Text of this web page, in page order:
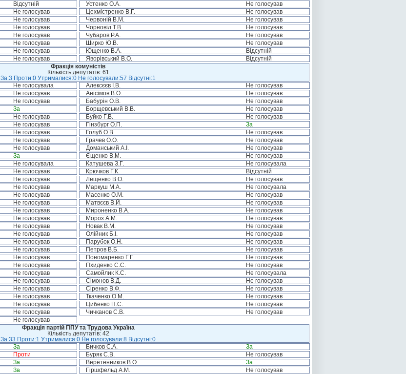
Відсутній Устенко О.А.
Не голосував
Не голосував Цехмістренко В.Г.
Не голосував
Не голосував Червоній В.М.
Не голосував
Не голосував Чорновіл Т.В.
Не голосував
Не голосував Чубаров Р.А.
Не голосував
Не голосував Ширко Ю.В.
Не голосував
Не голосував Ющенко В.А.
Відсутній
Не голосував Яворівський В.О.
Відсутній
Фракція комуністів
Кількість депутатів: 61
За:3 Проти:0 Утрималися:0 Не голосували:57 Відсутні:1
Не голосувала Алексєєв І.В.
Не голосував
Не голосував Анісімов В.О.
Не голосував
Не голосував Бабурін О.В.
Не голосував
За Борщевський В.В.
Не голосував
Не голосував Буйко Г.В.
Не голосував
Не голосував Гінзбург О.П.
За
Не голосував Голуб О.В.
Не голосував
Не голосував Грачев О.О.
Не голосував
Не голосував Доманський А.І.
Не голосував
За Єщенко В.М.
Не голосував
Не голосувала Катушева З.Г.
Не голосувала
Не голосував Крючков Г.К.
Відсутній
Не голосував Лещенко В.О.
Не голосував
Не голосував Маркуш М.А.
Не голосувала
Не голосував Масенко О.М.
Не голосував
Не голосував Матвєєв В.Й.
Не голосував
Не голосував Мироненко В.А.
Не голосував
Не голосував Мороз А.М.
Не голосував
Не голосував Новак В.М.
Не голосував
Не голосував Олійник Б.І.
Не голосував
Не голосував Парубок О.Н.
Не голосував
Не голосував Петров В.Б.
Не голосував
Не голосував Пономаренко Г.Г.
Не голосував
Не голосував Пхиденко С.С.
Не голосував
Не голосував Самойлик К.С.
Не голосувала
Не голосував Сімонов В.Д.
Не голосував
Не голосував Сіренко В.Ф.
Не голосував
Не голосував Ткаченко О.М.
Не голосував
Не голосував Цибенко П.С.
Не голосував
Не голосував Чичканов С.В.
Не голосував
Не голосував
Фракція партій ППУ та Трудова Україна
Кількість депутатів: 42
За:33 Проти:1 Утрималися:0 Не голосували:8 Відсутні:0
За Бичков С.А.
За
Проти Буряк С.В.
Не голосував
За Веретенников В.О.
За
За Гіршфельд А.М.
Не голосував